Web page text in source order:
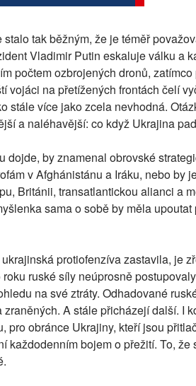
tak běžným, že je téměř
Vladimir Putin eskaluje válku a
počtem ozbrojených dronů,
vojáci na přetížených frontách čelí
stále více jako zcela nevhodná.
a naléhavější: co když Ukrajina
dojde, by znamenal obrovské
v Afghánistánu a Iráku, nebo by
Británii, transatlantickou alianci a
sama o sobě by měla upoutat
protiofenzíva zastavila, je
ruské síly neúprosně
na své ztráty. Odhadované
A stále přicházejí další. I
pro obránce Ukrajiny, kteří jsou
každodenním bojem o přežití. To, že